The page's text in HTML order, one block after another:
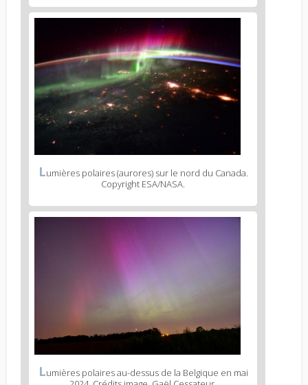
Lumières polaires (aurores) sur le nord du Canada.
Copyright ESA/NASA.
Lumières polaires au-dessus de la Belgique en mai